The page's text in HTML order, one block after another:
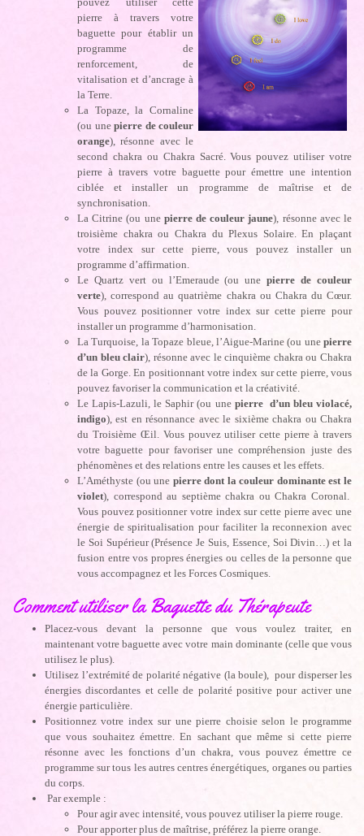
pierre à travers votre
baguette pour établir un
programme de
renforcement, de
vitalisation et d’ancrage à
la Terre.
La Topaze, la Cornaline
(ou une pierre de couleur
orange), résonne avec le
second chakra ou Chakra Sacré. Vous pouvez utiliser votre
pierre à travers votre baguette pour émettre une intention
ciblée et installer un programme de maîtrise et de
synchronisation.
La Citrine (ou une pierre de couleur jaune), résonne avec le
troisième chakra ou Chakra du Plexus Solaire. En plaçant
votre index sur cette pierre, vous pouvez installer un
programme d’affirmation.
Le Quartz vert ou l’Emeraude (ou unepierre de couleur
verte), correspond au quatrième chakra ou Chakra du Cœur.
Vous pouvez positionner votre index sur cette pierre pour
installer un programme d’harmonisation.
La Turquoise, la Topaze bleue, l’Aigue-Marine (ou une pierre
d’un bleu clair), résonne avec le cinquième chakra ou Chakra
de la Gorge. En positionnant votre index sur cette pierre, vous
pouvez favoriser la communication et la créativité.
Le Lapis-Lazuli, le Saphir (ou une pierre d’un bleu violacé,
indigo), est en résonnance avec le sixième chakra ou Chakra
du Troisième Œil. Vous pouvez utiliser cette pierre à travers
votre baguette pour favoriser une compréhension juste des
phénomènes et des relations entre les causes et les effets.
L’Améthyste (ou une pierre dont la couleur dominante est le
violet), correspond au septième chakra ou Chakra Coronal.
Vous pouvez positionner votre index sur cette pierre avec une
énergie de spiritualisation pour faciliter la reconnexion avec
le Soi Supérieur (Présence Je Suis, Essence, Soi Divin…) et la
fusion entre vos propres énergies ou celles de la personne que
vous accompagnez et les Forces Cosmiques.
Comment utiliser la Baguette du Thérapeute
Placez-vous devant la personne que vous voulez traiter, en
maintenant votre baguette avec votre main dominante (celle que vous
utilisez le plus).
Utilisez l’extrémité de polarité négative (la boule), pour disperser les
énergies discordantes et celle de polarité positive pour activer une
énergie particulière.
Positionnez votre index sur une pierre choisie selon le programme
que vous souhaitez émettre. En sachant que même si cette pierre
résonne avec les fonctions d’un chakra, vous pouvez émettre ce
programme sur tous les autres centres énergétiques, organes ou parties
du corps.
Par exemple :
Pour agir avec intensité, vous pouvez utiliser la pierre rouge.
Pour apporter plus de maîtrise, préférez la pierre orange.